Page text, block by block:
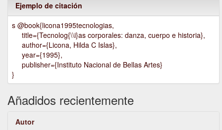
Ejemplo de citación
s @book{licona1995tecnologias,
title={Tecnolog{\\i}as corporales: danza, cuerpo e historia},
author={Licona, Hilda C Islas},
year={1995},
publisher={Instituto Nacional de Bellas Artes}
}
Añadidos recientemente
Autor